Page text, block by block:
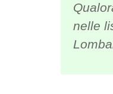
nelle